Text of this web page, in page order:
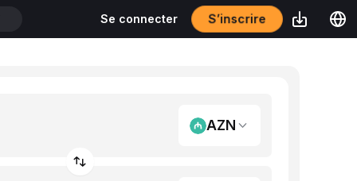
Se connecter S’inscrire
AZN